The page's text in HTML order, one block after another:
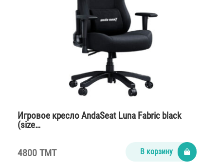
Игровое кресло AndaSeat Luna Fabric black
(size…
4800 TMT В корзину